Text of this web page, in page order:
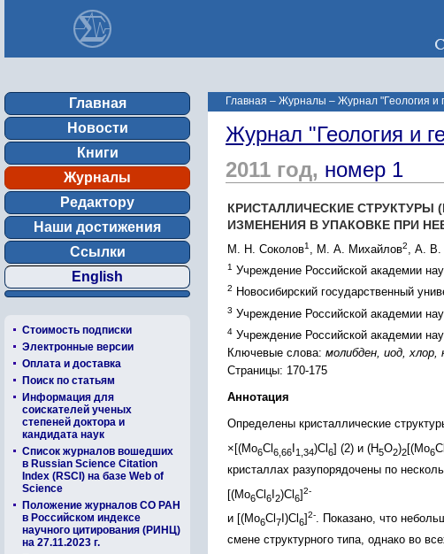
Главная
Новости
Книги
Журналы
Редактору
Наши достижения
Ссылки
English
Стоимость подписки
Электронные версии
Оплата и доставка
Поиск по статьям
Информация для
соискателей ученых
степеней доктора и
кандидата наук
Список журналов вошедших
в Russian Science Citation
Index (RSCI) на базе Web of
Science
Положение журналов СО РАН
в Российском индексе
научного цитирования (РИНЦ)
на 27.11.2023 г.
Главная – Журналы – Журнал "Геология и
Журнал "Геология и
2011 год, номер 1
КРИСТАЛЛИЧЕСКИЕ СТРУКТУРЫ
ИЗМЕНЕНИЯ В УПАКОВКЕ ПРИ
М. Н. Соколов1 , М. А. Михайлов2, А. В.
1 Учреждение Российской академии
2 Новосибирский государственный
3 Учреждение Российской академии
4 Учреждение Российской академии
Ключевые слова: молибден, иод,
Страницы: 170-175
Аннотация
Определены кристаллические
×[(Mo6Cl 6,66 1,34)Cl 6] (2) и (H5O2)2[(Mo6Cl
кристаллах разупорядочены по
[(Mo6Cl 6 2)Cl 6]2-
и [(Mo6Cl 7 I)Cl 6
2-. Показано, что
смене структурного типа, однако во